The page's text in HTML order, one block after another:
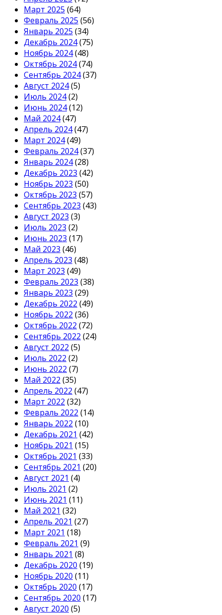
Март 2025 (64)
Февраль 2025 (56)
Январь 2025 (34)
Декабрь 2024(75)
Ноябрь 2024(48)
Октябрь 2024(74)
Сентябрь 2024(37)
Август 2024(5)
Июль 2024(2)
Июнь 2024(12)
Май 2024(47)
Апрель 2024(47)
Март 2024(49)
Февраль 2024(37)
Январь 2024(28)
Декабрь 2023 (42)
Ноябрь 2023 (50)
Октябрь 2023 (57)
Сентябрь 2023 (43)
Август 2023 (3)
Июль 2023 (2)
Июнь 2023 (17)
Май 2023 (46)
Апрель 2023 (48)
Март 2023 (49)
Февраль 2023 (38)
Январь 2023 (29)
Декабрь 2022 (49)
Ноябрь 2022 (36)
Октябрь 2022 (72)
Сентябрь 2022 (24)
Август 2022 (5)
Июль 2022 (2)
Июнь 2022 (7)
Май 2022 (35)
Апрель 2022 (47)
Март 2022 (32)
Февраль 2022 (14)
Январь 2022 (10)
Декабрь 2021 (42)
Ноябрь 2021 (15)
Октябрь 2021 (33)
Сентябрь 2021 (20)
Август 2021 (4)
Июль 2021 (2)
Июнь 2021 (11)
Май 2021 (32)
Апрель 2021 (27)
Март 2021 (18)
Февраль 2021 (9)
Январь 2021 (8)
Декабрь 2020 (19)
Ноябрь 2020 (11)
Октябрь 2020 (17)
Сентябрь 2020 (17)
Август 2020 (5)